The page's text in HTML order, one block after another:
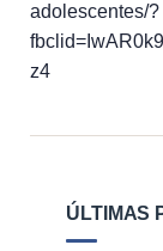
adolescentes/?
z4
ÚLTIMAS